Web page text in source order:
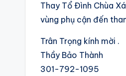
Thay Tổ Đình Chùa
vùng phụ cận đến
Trân Trọng kính mời .
Thầy Bảo Thành
301-792-1095